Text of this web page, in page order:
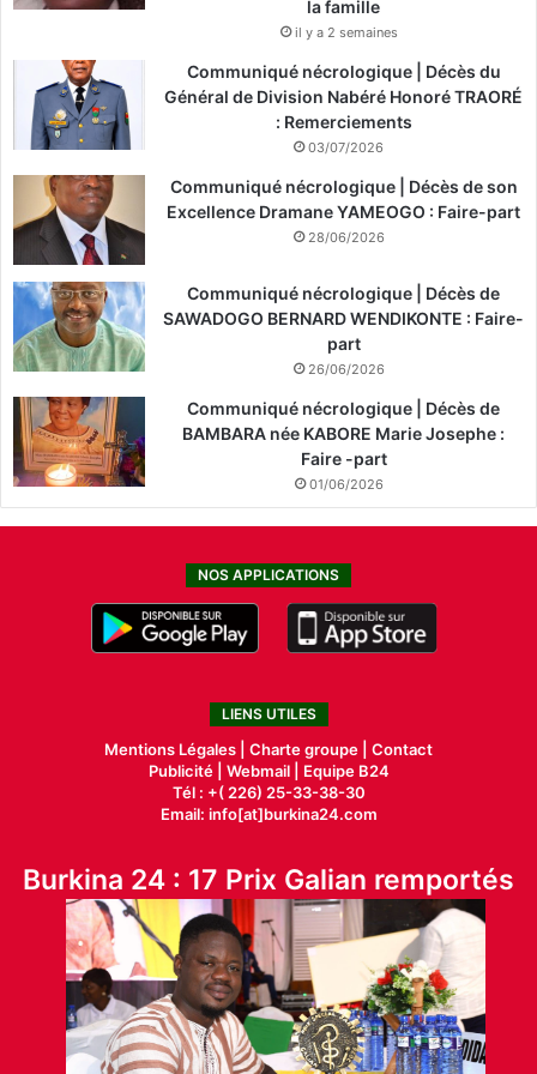
la famille
il y a 2 semaines
Communiqué nécrologique | Décès du
Général de Division Nabéré Honoré TRAORÉ
: Remerciements
03/07/2026
Communiqué nécrologique | Décès de son
Excellence Dramane YAMEOGO : Faire-part
28/06/2026
Communiqué nécrologique | Décès de
SAWADOGO BERNARD WENDIKONTE : Faire-
part
26/06/2026
Communiqué nécrologique | Décès de
BAMBARA née KABORE Marie Josephe :
Faire -part
01/06/2026
NOS APPLICATIONS
LIENS UTILES
Mentions Légales | Charte groupe | Contact
Publicité| Webmail |
Equipe B24
Tél : +( 226) 25-33-38-30
Email: info[at]burkina24.com
Burkina 24 : 17 Prix Galian remportés